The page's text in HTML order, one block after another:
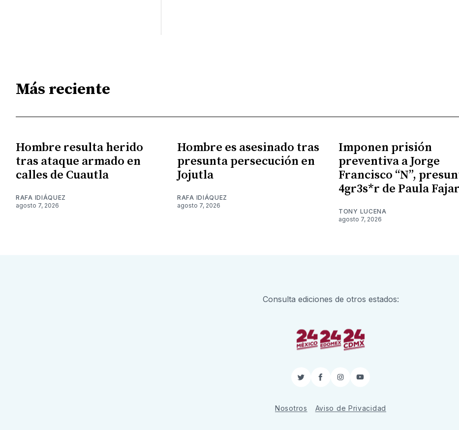
Más reciente
Hombre resulta herido
tras ataque armado en
calles de Cuautla
RAFA IDIÁQUEZ
agosto 7, 2026
Hombre es asesinado tras
presunta persecución en
Jojutla
RAFA IDIÁQUEZ
agosto 7, 2026
Imponen prisión
preventiva a Jorge
Francisco “N”,
4gr3s*r de Paula
TONY LUCENA
agosto 7, 2026
Consulta ediciones de otros estados:
TwitterFacebook
InstagramYouTube
Nosotros Aviso de Privacidad